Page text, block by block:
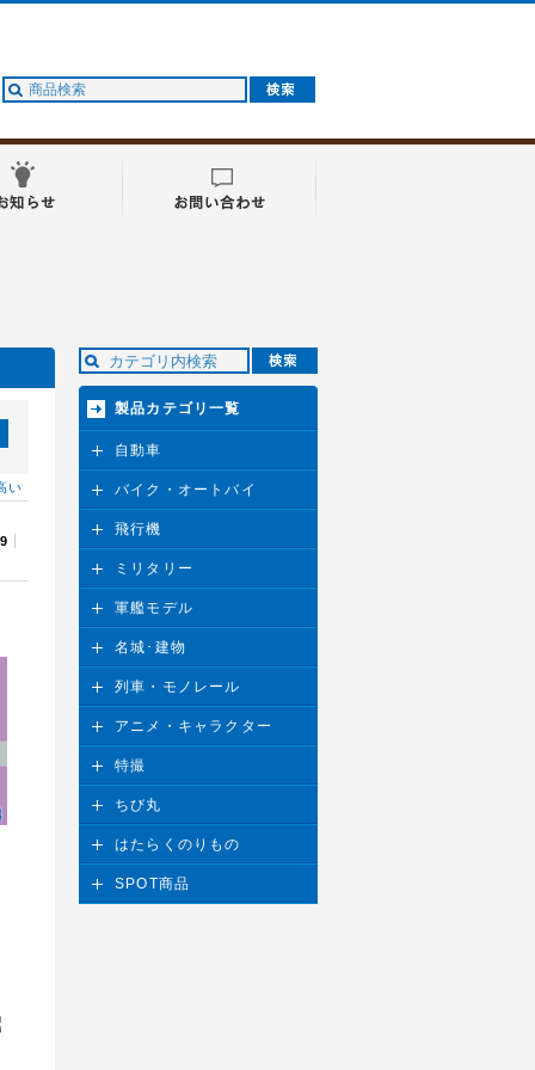
い
製品カテゴリ一覧
自動車
バイク・オートバイ
飛行機
ミリタリー
軍艦モデル
名城･建物
列車・モノレール
アニメ・キャラクター
特撮
ちび丸
はたらくのりもの
SPOT商品